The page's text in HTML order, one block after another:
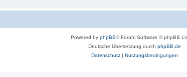
Powered by phpBB® Forum Software © phpBB
Deutsche Übersetzung durch phpBB.de
Datenschutz| Nutzungsbedingungen